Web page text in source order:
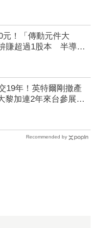
預估達16.84元
元！「傳動元件大
賺超過1股本 半導體
發、漲價有戲
19年！英特爾剛撤產
黎加連2年來台參展搶
Recommended by